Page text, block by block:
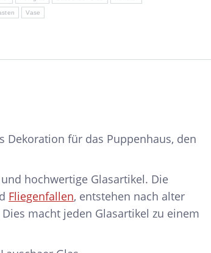
Vase
Dekoration für das Puppenhaus, den
hochwertige Glasartikel. Die
Fliegenfallen, entstehen nach alter
macht jeden Glasartikel zu einem